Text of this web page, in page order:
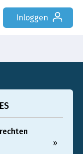
Inloggen
»